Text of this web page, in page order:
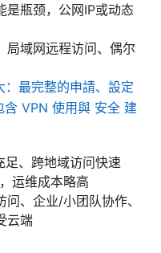
是瓶颈，公网IP或动态
局域网远程访问、偶尔
：最完整的申請、設定
VPN 使用與 安全 建
足、跨地域访问快速
运维成本略高
、企业/小团队协作、
云端